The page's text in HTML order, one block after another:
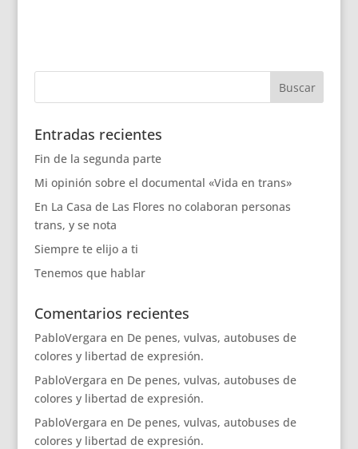
Entradas recientes
Fin de la segunda parte
Mi opinión sobre el documental «Vida en trans»
En La Casa de Las Flores no colaboran personas
trans, y se nota
Siempre te elijo a ti
Tenemos que hablar
Comentarios recientes
PabloVergara en De penes, vulvas, autobuses de
colores y libertad de expresión.
PabloVergara en De penes, vulvas, autobuses de
colores y libertad de expresión.
PabloVergara en De penes, vulvas, autobuses de
colores y libertad de expresión.